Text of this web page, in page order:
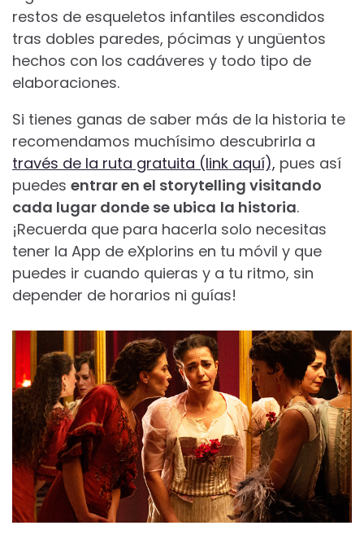
restos de esqueletos infantiles escondidos
tras dobles paredes, pócimas y ungüentos
hechos con los cadáveres y todo tipo de
elaboraciones.
Si tienes ganas de saber más de la historia te
recomendamos muchísimo descubrirla a
través de la ruta gratuita (link aquí), pues así
puedes entrar en el storytelling visitando
cada lugar donde se ubica la historia.
¡Recuerda que para hacerla solo necesitas
tener la App de eXplorins en tu móvil y que
puedes ir cuando quieras y a tu ritmo, sin
depender de horarios ni guías!